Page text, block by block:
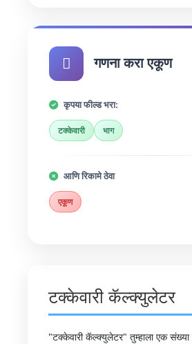
गणना करा एकूण
कृपया फील्ड भरा:
टक्केवारी भाग
आणि रिकामे ठेवा
एकूण
टक्केवारी कॅल्क्युलेटर
"टक्केवारी कॅल्क्युलेटर" तुम्हाला एक संख्या